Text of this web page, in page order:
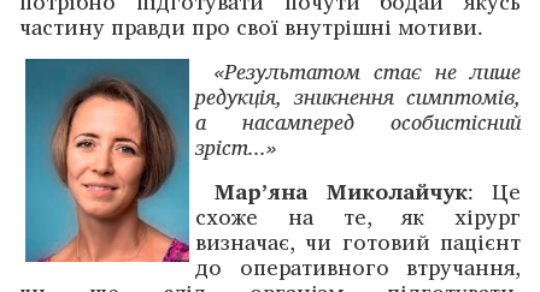
частину правди про свої внутрішні мотиви.
«Результатом стає не лише
редукція, зникнення симптомів,
а насамперед особистісний
зріст...»
Мар’яна Миколайчук: Це
схоже на те, як хірург
визначає, чи готовий пацієнт
до оперативного втручання,